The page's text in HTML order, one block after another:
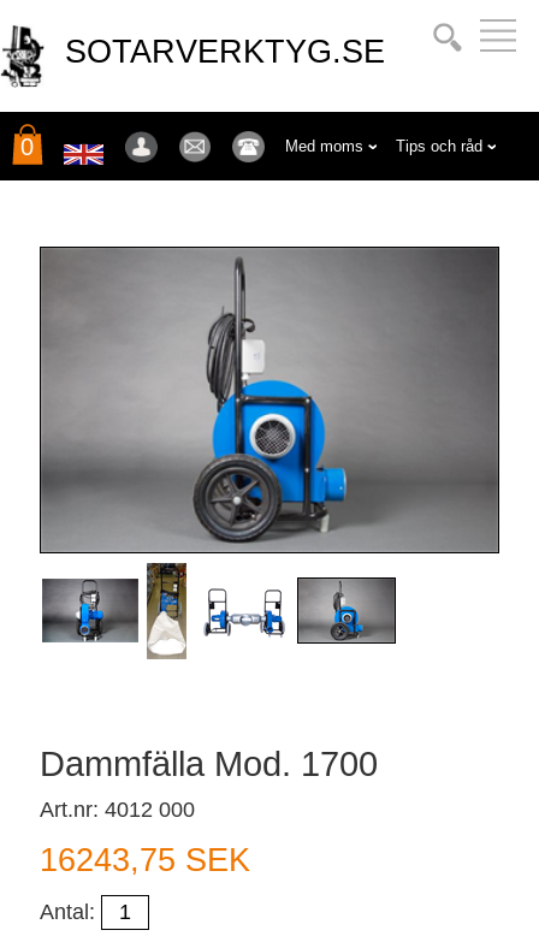
SOTARVERKTYG.SE
0 Med moms Tips och råd
Dammfälla Mod. 1700
Art.nr: 4012 000
16243,75 SEK
Antal: